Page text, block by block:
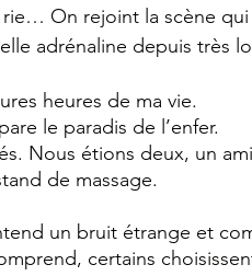
On rejoint la scène qui
adrénaline depuis très
heures de ma vie.
le paradis de l’enfer.
Nous étions deux, un
de massage.
un bruit étrange et
certains